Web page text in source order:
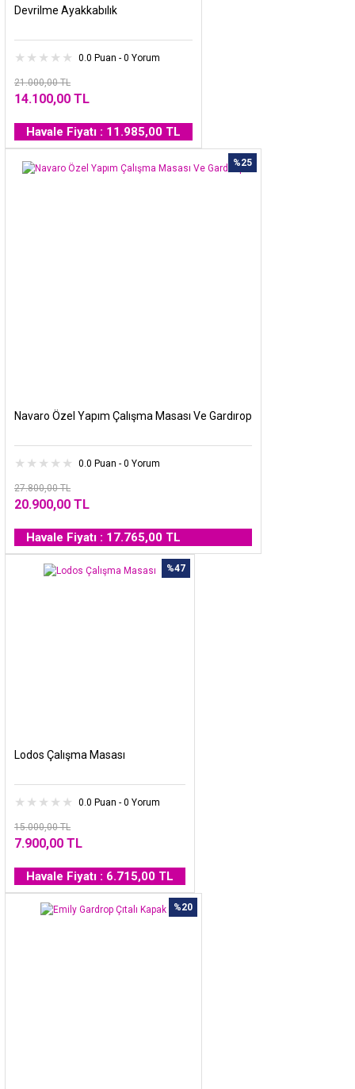
Devrilme Ayakkabılık
0.0 Puan - 0 Yorum
21.000,00 TL
14.100,00 TL
Havale Fiyatı : 11.985,00 TL
%25
Navaro Özel Yapım Çalışma Masası Ve Gardırop
0.0 Puan - 0 Yorum
27.800,00 TL
20.900,00 TL
Havale Fiyatı : 17.765,00 TL
%47
Lodos Çalışma Masası
0.0 Puan - 0 Yorum
15.000,00 TL
7.900,00 TL
Havale Fiyatı : 6.715,00 TL
%20